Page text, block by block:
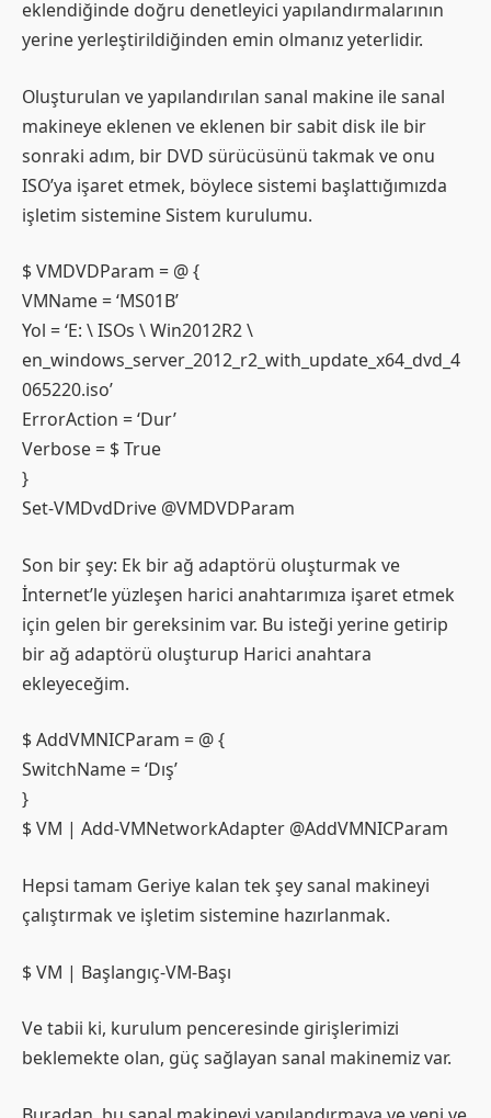
eklendiğinde doğru denetleyici yapılandırmalarının
yerine yerleştirildiğinden emin olmanız yeterlidir.
Oluşturulan ve yapılandırılan sanal makine ile sanal
makineye eklenen ve eklenen bir sabit disk ile bir
sonraki adım, bir DVD sürücüsünü takmak ve onu
ISO’ya işaret etmek, böylece sistemi başlattığımızda
işletim sistemine Sistem kurulumu.
$ VMDVDParam = @ {
VMName = ‘MS01B’
Yol = ‘E: \ ISOs \ Win2012R2 \
en_windows_server_2012_r2_with_update_x64_dvd_4
065220.iso’
ErrorAction = ‘Dur’
Verbose = $ True
}
Set-VMDvdDrive @VMDVDParam
Son bir şey: Ek bir ağ adaptörü oluşturmak ve
İnternet’le yüzleşen harici anahtarımıza işaret etmek
için gelen bir gereksinim var. Bu isteği yerine getirip
bir ağ adaptörü oluşturup Harici anahtara
ekleyeceğim.
$ AddVMNICParam = @ {
SwitchName = ‘Dış’
}
$ VM | Add-VMNetworkAdapter @AddVMNICParam
Hepsi tamam Geriye kalan tek şey sanal makineyi
çalıştırmak ve işletim sistemine hazırlanmak.
$ VM | Başlangıç-VM-Başı
Ve tabii ki, kurulum penceresinde girişlerimizi
beklemekte olan, güç sağlayan sanal makinemiz var.